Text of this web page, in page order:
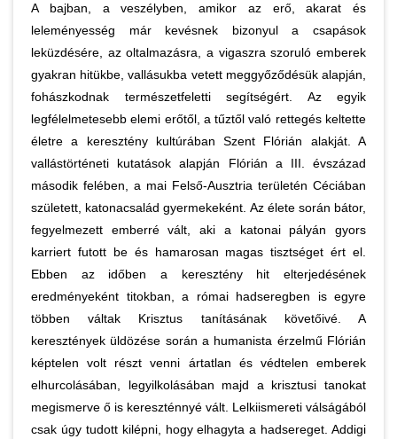
A bajban, a veszélyben, amikor az erő, akarat és
leleményesség már kevésnek bizonyul a csapások
leküzdésére, az oltalmazásra, a vigaszra szoruló emberek
gyakran hitükbe, vallásukba vetett meggyőződésük alapján,
fohászkodnak természetfeletti segítségért. Az egyik
legfélelmetesebb elemi erőtől, a tűztől való rettegés keltette
életre a keresztény kultúrában Szent Flórián alakját. A
vallástörténeti kutatások alapján Flórián a III. évszázad
második felében, a mai Felső-Ausztria területén Céciában
született, katonacsalád gyermekeként. Az élete során bátor,
fegyelmezett emberré vált, aki a katonai pályán gyors
karriert futott be és hamarosan magas tisztséget ért el.
Ebben az időben a keresztény hit elterjedésének
eredményeként titokban, a római hadseregben is egyre
többen váltak Krisztus tanításának követőivé. A
keresztények üldözése során a humanista érzelmű Flórián
képtelen volt részt venni ártatlan és védtelen emberek
elhurcolásában, legyilkolásában majd a krisztusi tanokat
megismerve ő is kereszténnyé vált. Lelkiismereti válságából
csak úgy tudott kilépni, hogy elhagyta a hadsereget. Addigi